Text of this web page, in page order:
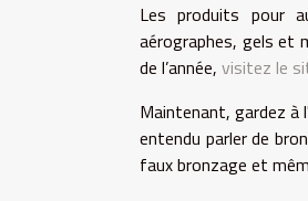
Les produits pour
aérographes, gels et
de l’année, visitez le
Maintenant, gardez
entendu parler de
faux bronzage et